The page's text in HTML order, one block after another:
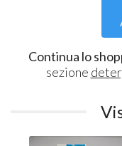
Continua lo
sezione